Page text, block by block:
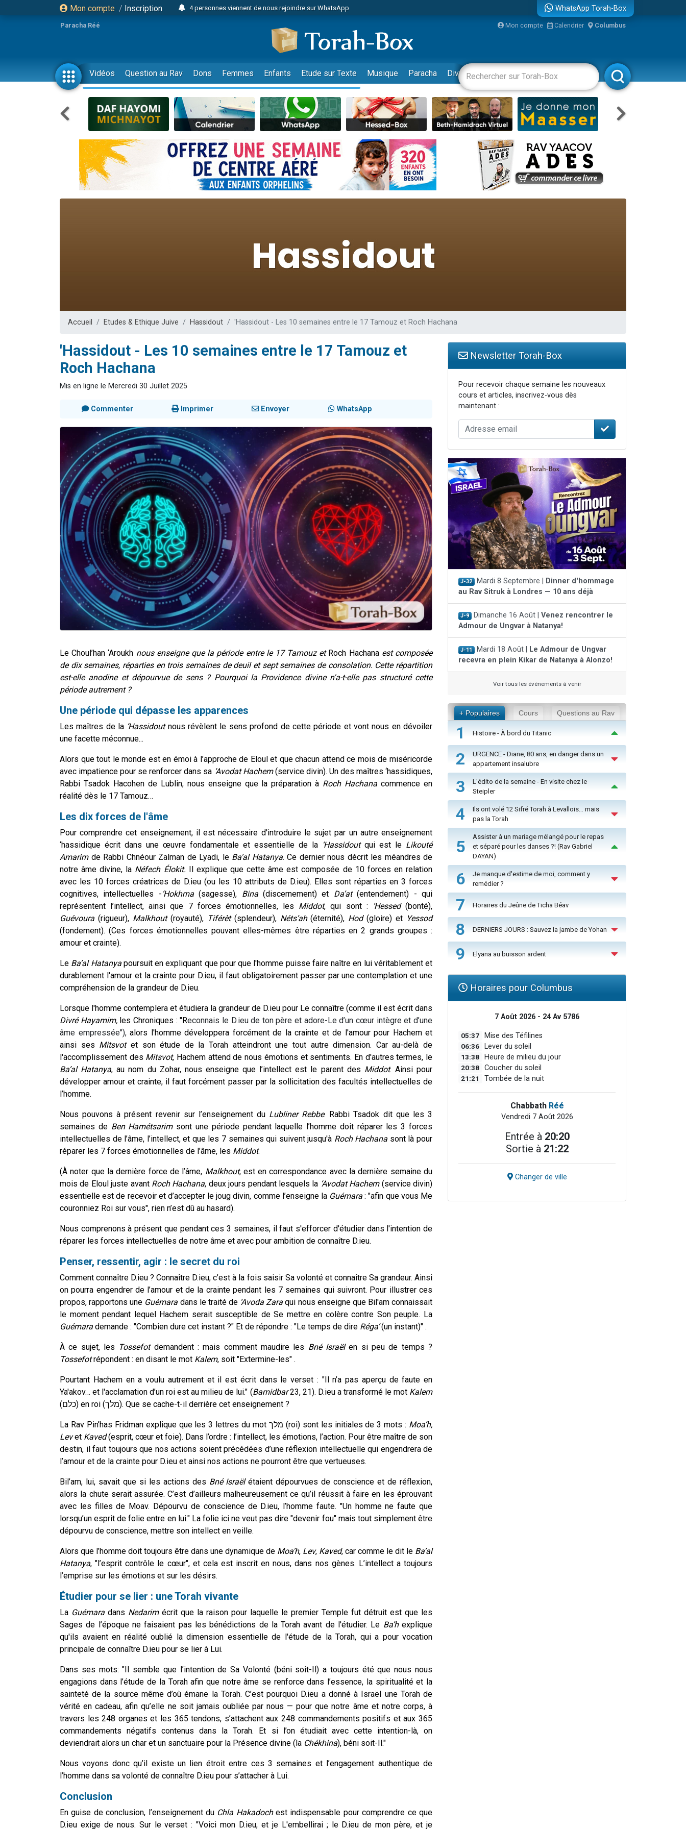
Mon compte / Inscription
4 personnes viennent de nous rejoindre sur WhatsApp
Odaya vient de donner son Maasser
3 personnes viennent de faire un don pour 5 jours de vacances aux Orphelins
3 personnes viennent de faire un don pour Diane, 80 ans, dans un appartement insalubre
13 personnes viennent de demander une bénédiction
2 personnes viennent de nous rejoindre sur WhatsApp
30 personnes viennent de faire un don pour Sauvez la jambe de Yohan
Il reste 49 places pour étudier en groupe sur Zoom
12 nouvelles musiques dans Torah-Box Music
3 personnes viennent de nous rejoindre sur WhatsApp
2 personnes viennent de nous rejoindre sur WhatsApp
3 personnes viennent de nous rejoindre sur WhatsApp
61 personnes viennent de demander une bénédiction
Ariel vient de donner son Maasser
WhatsApp Torah-Box
Paracha Réé Mon compte Calendrier Columbus
Vidéos Question au Rav Dons Femmes Enfants Etude sur Texte Musique Paracha Divertissements Livres Rabbanim
Accueil Etudes & Ethique Juive Hassidout 'Hassidout - Les 10 semaines entre le 17 Tamouz et Roch Hachana
'Hassidout - Les 10 semaines entre le 17 Tamouz et
Roch Hachana
Mis en ligne le Mercredi 30 Juillet 2025
Commenter Imprimer Envoyer WhatsApp
Le Choul’han ‘Aroukh nous enseigne que la période entre le 17 Tamouz et Roch Hachana est composée
de dix semaines, réparties en trois semaines de deuil et sept semaines de consolation. Cette répartition
est-elle anodine et dépourvue de sens ? Pourquoi la Providence divine n'a-t-elle pas structuré cette
période autrement ?
Une période qui dépasse les apparences
Les maîtres de la ‘Hassidout nous révèlent le sens profond de cette période et vont nous en dévoiler
une facette méconnue...
Alors que tout le monde est en émoi à l’approche de Eloul et que chacun attend ce mois de miséricorde
avec impatience pour se renforcer dans sa ‘Avodat Hachem(service divin). Un des maîtres ‘hassidiques,
Rabbi Tsadok Hacohen de Lublin, nous enseigne que la préparation à Roch Hachana commence en
réalité dès le 17 Tamouz…
Les dix forces de l'âme
Pour comprendre cet enseignement, il est nécessaire d'introduire le sujet par un autre enseignement
‘hassidique écrit dans une œuvre fondamentale et essentielle de la ‘Hassidoutqui est le Likouté
Amarim de Rabbi Chnéour Zalman de Lyadi, le Ba’al Hatanya. Ce dernier nous décrit les méandres de
notre âme divine, la Néfech Élokit.
Il explique que cette âme est composée de 10 forces en relation
avec les 10 forces créatrices de D.ieu (ou les 10 attributs de D.ieu). Elles sont réparties en 3 forces
cognitives, intellectuelles - ‘Hokhma(sagesse), Bina(discernement) et Da’at(entendement) - qui
représentent l’intellect, ainsi que 7 forces émotionnelles, les Middot, qui sont : ‘Hessed(bonté),
Guévoura (rigueur), Malkhout (royauté), Tiférèt (splendeur), Néts’ah(éternité), Hod(gloire) et Yessod
(fondement). (Ces forces émotionnelles pouvant elles-mêmes être réparties en 2 grands groupes :
amour et crainte).
Le Ba’al Hatanyapoursuit en expliquant que pour que l'homme puisse faire naître en lui véritablement et
durablement l'amour et la crainte pour D.ieu, il faut obligatoirement passer par une contemplation et une
compréhension de la grandeur de D.ieu.
Lorsque l'homme contemplera et étudiera la grandeur de D.ieu pour Le connaître (comme il est écrit dans
Divré Hayamim, les Chroniques : "Reconnais le D.ieu de ton père et adore-Le d’un cœur intègre et d’une
âme empressée"), alors l'homme développera forcément de la crainte et de l'amour pour Hachem et
ainsi ses Mitsvot et son étude de la Torah atteindront une tout autre dimension. Car au-delà de
l'accomplissement des Mitsvot, Hachem attend de nous émotions et sentiments. En d'autres termes, le
Ba’al Hatanya, au nom du Zohar, nous enseigne que l’intellect est le parent des Middot. Ainsi pour
développer amour et crainte, il faut forcément passer par la sollicitation des facultés intellectuelles de
l’homme.
Nous pouvons à présent revenir sur l’enseignement du Lubliner Rebbe. Rabbi Tsadok dit que les 3
semaines de Ben Hamétsarimsont une période pendant laquelle l’homme doit réparer les 3 forces
intellectuelles de l’âme, l’intellect, et que les 7 semaines qui suivent jusqu'à Roch Hachana sont là pour
réparer les 7 forces émotionnelles de l’âme, les Middot.
(À noter que la dernière force de l’âme, Malkhout, est en correspondance avec la dernière semaine du
mois de Eloul juste avant Roch Hachana, deux jours pendant lesquels la ‘Avodat Hachem(service divin)
essentielle est de recevoir et d’accepter le joug divin, comme l’enseigne la Guémara : "afin que vous Me
couronniez Roi sur vous", rien n’est dû au hasard).
Nous comprenons à présent que pendant ces 3 semaines, il faut s'efforcer d'étudier dans l'intention de
réparer les forces intellectuelles de notre âme et avec pour ambition de connaître D.ieu.
Penser, ressentir, agir : le secret du roi
Comment connaître D.ieu ? Connaître D.ieu, c’est à la fois saisir Sa volonté et connaître Sa grandeur. Ainsi
on pourra engendrer de l’amour et de la crainte pendant les 7 semaines qui suivront. Pour illustrer ces
propos, rapportons une Guémara dans le traité de ‘Avoda Zara qui nous enseigne que Bil'am connaissait
le moment pendant lequel Hachem serait susceptible de Se mettre en colère contre Son peuple. La
Guémara demande : "Combien dure cet instant ?" Et de répondre : "Le temps de dire Réga’(un instant)" .
À ce sujet, les Tossefot demandent : mais comment maudire les Bné Israëlen si peu de temps ?
Tossefotrépondent : en disant le mot Kalem, soit "Extermine-les" .
Pourtant Hachem en a voulu autrement et il est écrit dans le verset : "Il n’a pas aperçu de faute en
Ya'akov… et l'acclamation d’un roi est au milieu de lui." (Bamidbar23, 21). D.ieu a transformé le mot Kalem
(כלם) en roi (מלך). Que se cache-t-il derrière cet enseignement ?
La Rav Pin’has Fridman explique que les 3 lettres du mot מלך (roi) sont les initiales de 3 mots : Moa’h,
Levet Kaved(esprit, cœur et foie). Dans l’ordre : l’intellect, les émotions, l’action. Pour être maître de son
destin, il faut toujours que nos actions soient précédées d’une réflexion intellectuelle qui engendrera de
l’amour et de la crainte pour D.ieu et ainsi nos actions ne pourront être que vertueuses.
Bil’am, lui, savait que si les actions des Bné Israëlétaient dépourvues de conscience et de réflexion,
alors la chute serait assurée. C’est d’ailleurs malheureusement ce qu’il réussit à faire en les éprouvant
avec les filles de Moav. Dépourvu de conscience de D.ieu, l’homme faute. "Un homme ne faute que
lorsqu’un esprit de folie entre en lui." La folie ici ne veut pas dire "devenir fou" mais tout simplement être
dépourvu de conscience, mettre son intellect en veille.
Alors que l’homme doit toujours être dans une dynamique de Moa’h, Lev, Kaved, car comme le dit le Ba’al
Hatanya, "l’esprit contrôle le cœur", et cela est inscrit en nous, dans nos gènes. L’intellect a toujours
l’emprise sur les émotions et sur les désirs.
Étudier pour se lier : une Torah vivante
La Guémara dans Nedarimécrit que la raison pour laquelle le premier Temple fut détruit est que les
Sages de l’époque ne faisaient pas les bénédictions de la Torah avant de l'étudier. Le Ba’h explique
qu'ils avaient en réalité oublié la dimension essentielle de l'étude de la Torah, qui a pour vocation
principale de connaître D.ieu pour se lier à Lui.
Dans ses mots: "Il semble que l’intention de Sa Volonté (béni soit-Il) a toujours été que nous nous
engagions dans l’étude de la Torah afin que notre âme se renforce dans l’essence, la spiritualité et la
sainteté de la source même d’où émane la Torah. C’est pourquoi D.ieu a donné à Israël une Torah de
vérité en cadeau, afin qu’elle ne soit jamais oubliée par nous — pour que notre âme et notre corps, à
travers les 248 organes et les 365 tendons, s’attachent aux 248 commandements positifs et aux 365
commandements négatifs contenus dans la Torah. Et si l’on étudiait avec cette intention-là, on
deviendrait alors un char et un sanctuaire pour la Présence divine (la Chékhina), béni soit-Il."
Nous voyons donc qu’il existe un lien étroit entre ces 3 semaines et l’engagement authentique de
l’homme dans sa volonté de connaître D.ieu pour s’attacher à Lui.
Conclusion
En guise de conclusion, l’enseignement du Chla Hakadochest indispensable pour comprendre ce que
D.ieu exige de nous. Sur le verset : "Voici mon D.ieu, et je L'embellirai ; le D.ieu de mon père, et je
Newsletter Torah-Box
Pour recevoir chaque semaine les nouveaux
cours et articles, inscrivez-vous dès
maintenant :
J-32 Mardi 8 Septembre |
Dinner d'hommage
au Rav Sitruk à Londres — 10 ans déjà
J-9 Dimanche 16 Août | Venez rencontrer le
Admour de Ungvar à Natanya!
J-11 Mardi 18 Août |
Le Admour de Ungvar
recevra en plein Kikar de Natanya à Alonzo!
Voir tous les événements à venir
+ Populaires Cours Questions au Rav
1 Histoire - À bord du Titanic
2
URGENCE - Diane, 80 ans, en danger dans un
appartement insalubre
3
L'édito de la semaine - En visite chez le
Steipler
4
Ils ont volé 12 Sifré Torah à Levallois… mais
pas la Torah
5
Assister à un mariage mélangé pour le repas
et séparé pour les danses ?! (Rav Gabriel
DAYAN)
6
Je manque d'estime de moi, comment y
remédier ?
7 Horaires du Jeûne de Ticha Béav
8 DERNIERS JOURS : Sauvez la jambe de Yohan
9 Elyana au buisson ardent
Horaires pour Columbus
7 Août 2026 - 24 Av 5786
05:37 Mise des Téfilines
06:36 Lever du soleil
13:38 Heure de milieu du jour
20:38 Coucher du soleil
21:21 Tombée de la nuit
Chabbath Réé
Vendredi 7 Août 2026
Entrée à 20:20
Sortie à 21:22
Changer de ville